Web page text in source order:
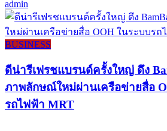
admin
BUSINESS
ดีน่ารีเฟรชแบรนด์ครั้งใหญ่ ดึง
ภาพลักษณ์ใหม่ผ่านเครือข่ายสื่อ
รถไฟฟ้า MRT